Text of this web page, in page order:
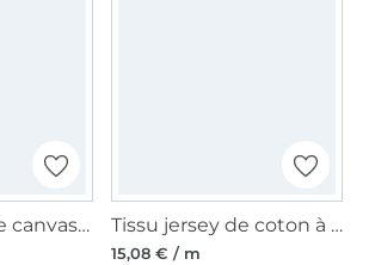
Tissu déco toile canvas uni, noir Tissu jersey de coton à rayures Emma, marron
15,08 € / m